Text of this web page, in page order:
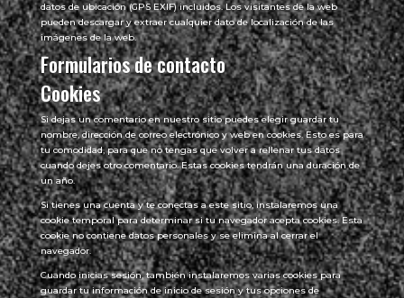
datos de ubicación (GPS EXIF) incluidos. Los visitantes de la web
pueden descargar y extraer cualquier dato de localización de las
imágenes de la web.
Formularios de contacto
Cookies
Si dejas un comentario en nuestro sitio puedes elegir guardar tu
nombre, dirección de correo electrónico y web en cookies. Esto es para
tu comodidad, para que no tengas que volver a rellenar tus datos
cuando dejes otro comentario. Estas cookies tendrán una duración de
un año.
Si tienes una cuenta y te conectas a este sitio, instalaremos una
cookie temporal para determinar si tu navegador acepta cookies. Esta
cookie no contiene datos personales y se elimina al cerrar el
navegador.
Cuando inicias sesión, también instalaremos varias cookies para
guardar tu información de inicio de sesión y tus opciones de